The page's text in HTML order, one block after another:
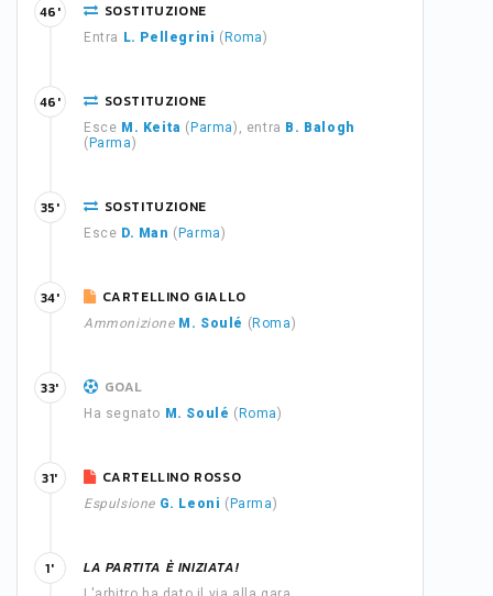
SOSTITUZIONE
Entra L. Pellegrini ( Roma)
46'
SOSTITUZIONE
Esce M. Keita ( Parma), entra B. Balogh
( Parma)
46'
SOSTITUZIONE
Esce D. Man ( Parma)
35'
CARTELLINO GIALLO
Ammonizione M. Soulé ( Roma)
34'
GOAL
Ha segnato M. Soulé ( Roma)
33'
CARTELLINO ROSSO
Espulsione G. Leoni ( Parma)
31'
LA PARTITA È INIZIATA!
1'